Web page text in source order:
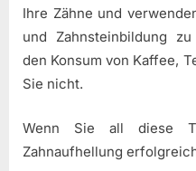
Ihre Zähne und
und Zahnsteinbildung
den Konsum von Kaffee,
Sie nicht.
Wenn Sie all diese
Zahnaufhellung